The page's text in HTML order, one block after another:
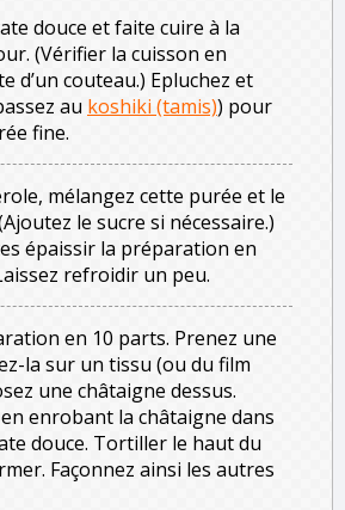
douce et faite cuire à la
(Vérifier la cuisson en
d’un couteau.) Epluchez et
au koshiki (tamis)) pour
fine.
mélangez cette purée et le
le sucre si nécessaire.)
épaissir la préparation en
refroidir un peu.
en 10 parts. Prenez une
la sur un tissu (ou du film
une châtaigne dessus.
enrobant la châtaigne dans
douce. Tortiller le haut du
Façonnez ainsi les autres